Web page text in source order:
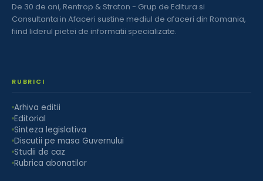
De 30 de ani, Rentrop & Straton - Grup de Editura si
Consultanta in Afaceri sustine mediul de afaceri din Romania,
fiind liderul pietei de informatii specializate.
RUBRICI
Arhiva editii
Editorial
Sinteza legislativa
Discutii pe masa Guvernului
Studii de caz
Rubrica abonatilor